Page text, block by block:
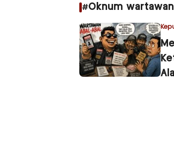
#Oknum wartawan